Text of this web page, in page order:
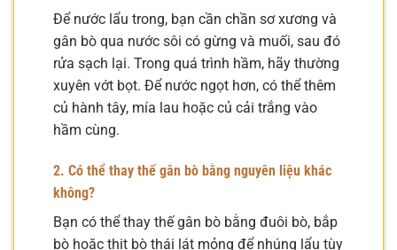
Để nước lẩu trong, bạn cần chần sơ xương và
gân bò qua nước sôi có gừng và muối, sau đó
rửa sạch lại. Trong quá trình hầm, hãy thường
xuyên vớt bọt. Để nước ngọt hơn, có thể thêm
củ hành tây, mía lau hoặc củ cải trắng vào
hầm cùng.
2. Có thể thay thế gân bò bằng nguyên liệu khác
không?
Bạn có thể thay thế gân bò bằng đuôi bò, bắp
bò hoặc thịt bò thái lát mỏng để nhúng lẩu tùy